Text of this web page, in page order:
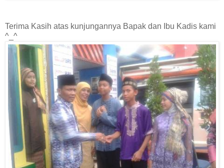
Terima Kasih atas kunjungannya Bapak dan Ibu Kadis kami
^_^